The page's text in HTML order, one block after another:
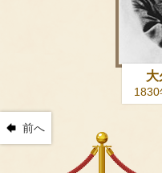
前へ
大